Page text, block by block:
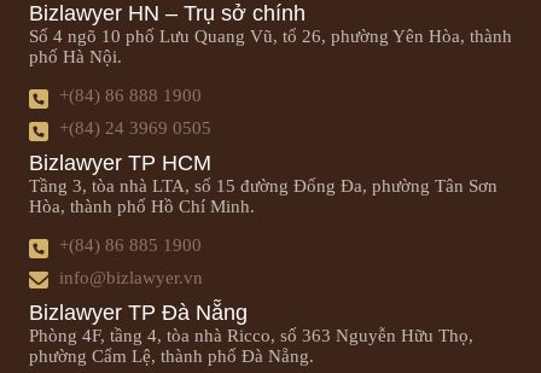
Bizlawyer HN – Trụ sở chính
Số 4 ngõ 10 phố Lưu Quang Vũ, tổ 26, phường Yên Hòa, thành
phố Hà Nội.
+(84) 86 888 1900
+(84) 24 3969 0505
Bizlawyer TP HCM
Tầng 3, tòa nhà LTA, số 15 đường Đống Đa, phường Tân Sơn
Hòa, thành phố Hồ Chí Minh.
+(84) 86 885 1900
info@bizlawyer.vn
Bizlawyer TP Đà Nẵng
Phòng 4F, tầng 4, tòa nhà Ricco, số 363 Nguyễn Hữu Thọ,
phường Cẩm Lệ, thành phố Đà Nẵng.